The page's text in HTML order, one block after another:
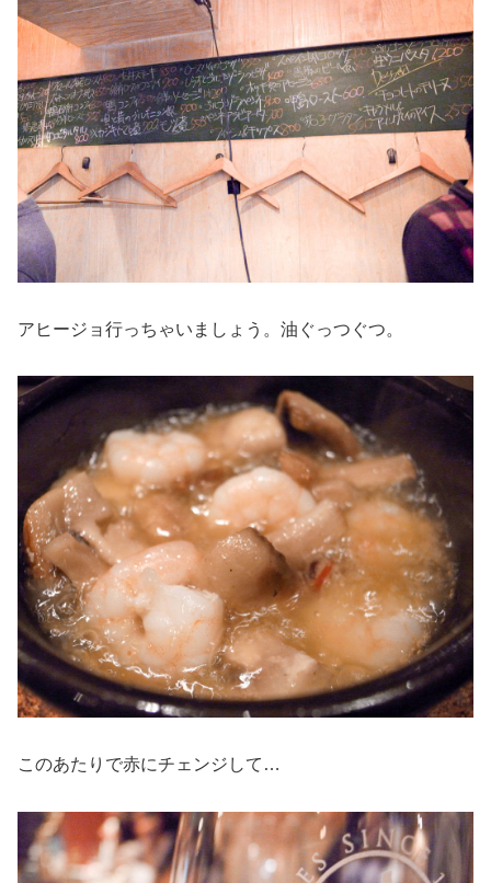
アヒージョ行っちゃいましょう。油ぐっつぐつ。
このあたりで赤にチェンジして…